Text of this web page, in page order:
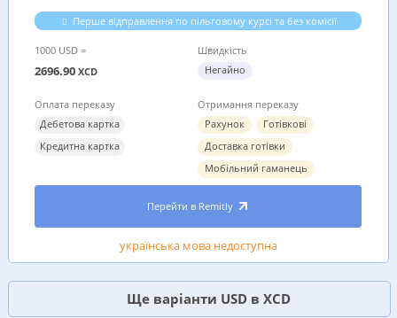
Перше відправлення по пільговому курсі та без комісії
1000 USD =
2696.90 XCD
Швидкість
Негайно
Оплата переказу
Дебетова картка
Кредитна картка
Отримання переказу
Рахунок
Готівкові
Доставка готівки
Мобільний гаманець
Перейти в Remitly
українська мова недоступна
Ще варіанти USD в XCD